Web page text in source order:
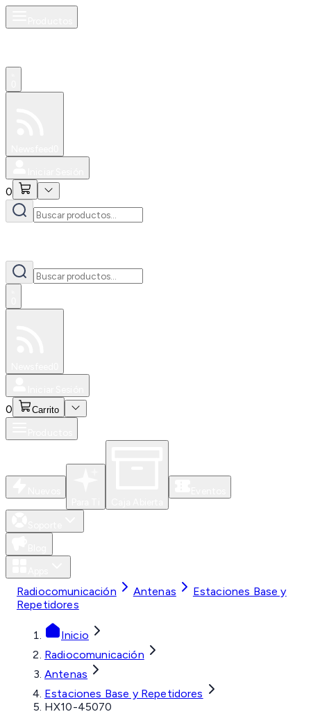
0
0 Carrito
Radiocomunicación Antenas
Estaciones Base y
Repetidores
Inicio
Radiocomunicación
Antenas
Estaciones Base y Repetidores
HX10-45070